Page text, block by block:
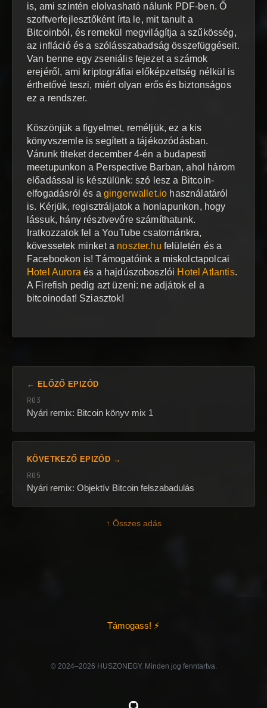
is, ami szintén elolvasható nálunk PDF-ben. Ő
szoftverfejlesztőként írta le, mit tanult a
Bitcoinból, és remekül megvilágítja a szűkösség,
az infláció és a szólásszabadság összefüggéseit.
Van benne egy zseniális fejezet a számok
erejéről, ami kriptográfiai előképzettség nélkül is
érthetővé teszi, miért olyan erős és biztonságos
ez a rendszer.
Köszönjük a figyelmet, reméljük, ez a kis
könyvszemle is segített a tájékozódásban.
Várunk titeket december 4-én a budapesti
meetupunkon a Perspective Barban, ahol három
előadással is készülünk: szó lesz a Bitcoin-
elfogadásról és a gingerwallet.io használatáról
is. Kérjük, regisztráljatok a honlapunkon, hogy
lássuk, hány résztvevőre számíthatunk.
Iratkozzatok fel a YouTube csatornánkra,
kövessetek minket a noszter.hu felületén és a
Facebookon is! Támogatóink a miskolctapolcai
Hotel Aurora és a hajdúszoboszlói Hotel Atlantis.
A Firefish pedig azt üzeni: ne adjátok el a
bitcoinodat! Sziasztok!
← ELŐZŐ EPIZÓD
R03
Nyári remix: Bitcoin könyv mix 1
KÖVETKEZŐ EPIZÓD →
R05
Nyári remix: Objektív Bitcoin felszabadulás
↑ Összes adás
Támogass! ⚡
©️ 2024–2026 HUSZONEGY. Minden jog fenntartva.